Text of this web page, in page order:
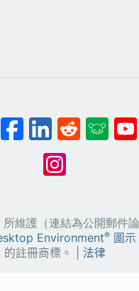
所維護（連結為公開郵件論
Environment® 圖示
的註冊商標。 | 法律